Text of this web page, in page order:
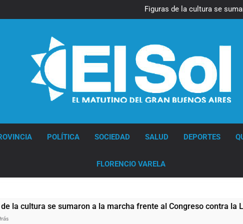
Figuras de la cultura se
Nueva jornada negativa
Figuras de la cultura se
Nueva jornada negativa
en Wall Street y el
Jorge Macri condenó los
POLÍTICA SOCIEDAD SALUD DEPORTES
FLORENCIO VARELA
sumaron a la marcha frente al Congreso contra la Ley de